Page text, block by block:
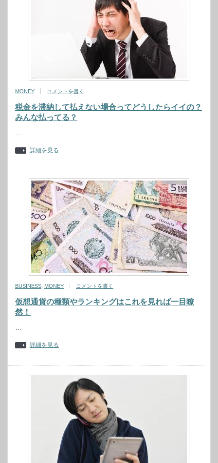
MONEY コメントを書く
税金を滞納して払えない場合ってどうしたらイイの？
みんな払ってる？
…
詳細を見る
BUSINESS MONEY コメントを書く
仮想通貨の種類やランキングはこれを見れば一目瞭
然！
…
詳細を見る